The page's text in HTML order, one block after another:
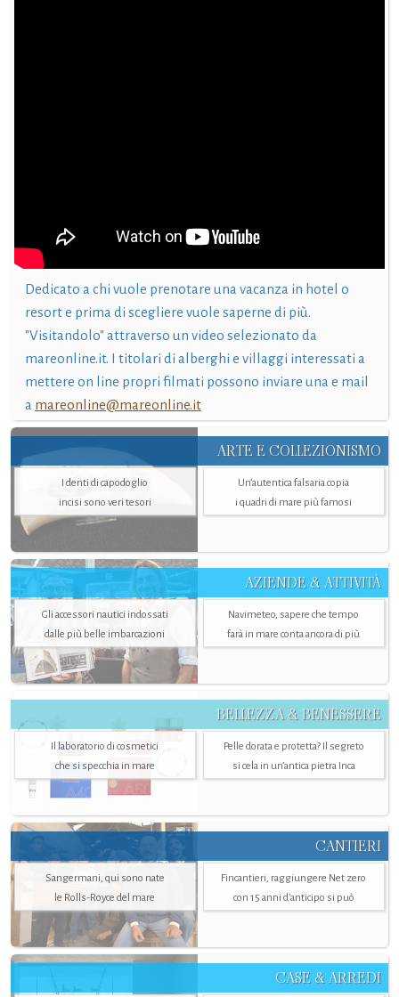
Dedicato a chi vuole prenotare una vacanza in hotel o
resort e prima di scegliere vuole saperne di più.
"Visitandolo" attraverso un video selezionato da
mareonline.it. I titolari di alberghi e villaggi interessati a
mettere on line propri filmati possono inviare una e mail
a mareonline@mareonline.it
ARTE E COLLEZIONISMO
I denti di capodoglio
incisi sono veri tesori
Un’autentica falsaria copia
i quadri di mare più famosi
AZIENDE & ATTIVITÀ
Gli accessori nautici indossati
dalle più belle imbarcazioni
Navimeteo, sapere che tempo
farà in mare conta ancora di più
BELLEZZA & BENESSERE
Il laboratorio di cosmetici
che si specchia in mare
Pelle dorata e protetta? Il segreto
si cela in un’antica pietra Inca
CANTIERI
Sangermani, qui sono nate
le Rolls-Royce del mare
Fincantieri, raggiungere Net zero
con 15 anni d'anticipo si può
CASE & ARREDI